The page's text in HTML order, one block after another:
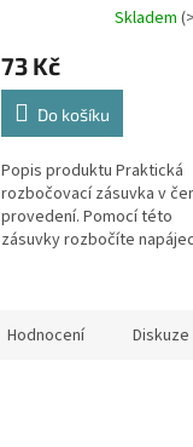
Skladem
73 Kč
Do košíku
Popis produktu Praktická
rozbočovací zásuvka v
provedení. Pomocí této
zásuvky rozbočíte
Hodnocení Diskuze